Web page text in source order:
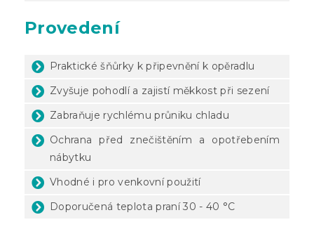
Provedení
Praktické šňůrky k připevnění k opěradlu
Zvyšuje pohodlí a zajistí měkkost při sezení
Zabraňuje rychlému průniku chladu
Ochrana před znečištěním a opotřebením
nábytku
Vhodné i pro venkovní použití
Doporučená teplota praní 30 - 40 °C